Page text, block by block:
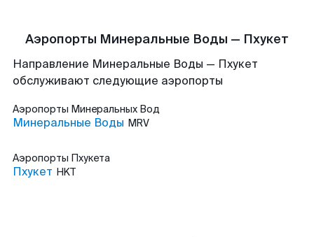
Аэропорты Минеральные Воды — Пхукет
Направление Минеральные Воды — Пхукет
обслуживают следующие аэропорты
Аэропорты Минеральных Вод
Минеральные Воды MRV
Аэропорты Пхукета
Пхукет HKT